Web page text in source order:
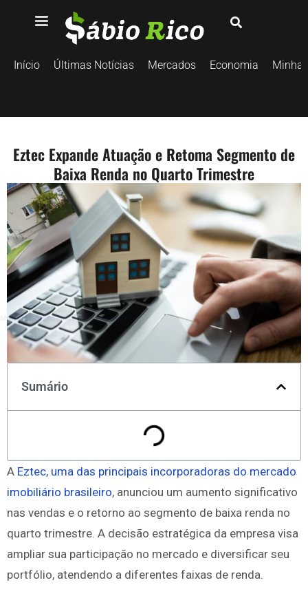
Início Últimas Notícias Mercados Economia
Monitore todos os mercados no TradingView
Eztec Expande Atuação e Retoma Segmento de
Baixa Renda no Quarto Trimestre
Sumário
A Eztec, uma das principais incorporadoras do mercado
imobiliário brasileiro, anunciou um aumento significativo
nas vendas e o retorno ao segmento de baixa renda no
quarto trimestre. A decisão estratégica da empresa visa
ampliar sua participação no mercado e diversificar seu
portfólio, atendendo a diferentes faixas de renda.